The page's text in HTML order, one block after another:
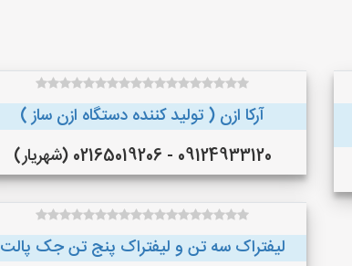
آرکا ازن ( تولید کننده دستگاه ازن ساز )
09124933120 - 02165019206 (شهریار)
لیفتراک سه تن و لیفتراک پنج تن جک پالت